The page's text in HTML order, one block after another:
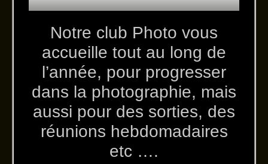
Notre club Photo vous
accueille tout au long de
l’année, pour progresser
dans la photographie, mais
aussi pour des sorties, des
réunions hebdomadaires
etc ….